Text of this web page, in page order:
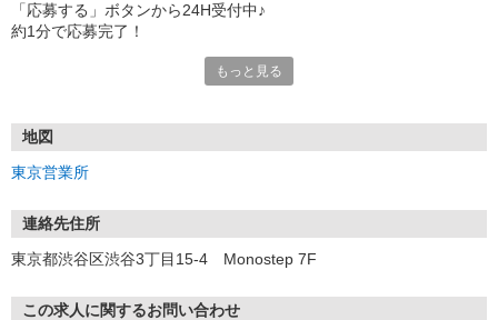
「応募する」ボタンから24H受付中♪
約1分で応募完了！
①応募から3営業日を目安に、メールorお電話でご連絡します。
★スマホでWEB面接（LINEなど）・出張面接・事務所面接と選べま
す
③面接実施（履歴書不要）
※ご希望があれば、職場見学の調整もOKです！
もっと見る
地図
東京営業所
連絡先住所
東京都渋谷区渋谷3丁目15-4 Monostep 7F
この求人に関するお問い合わせ